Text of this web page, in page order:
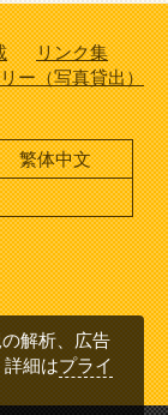
リンク集
ー（写真貸出）
繁体中文
解析、広告
細はプライ